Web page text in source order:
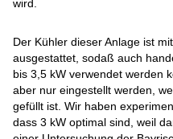
wird.
Der Kühler dieser Anlage ist
ausgestattet, sodaß auch
bis 3,5 kW verwendet werden
aber nur eingestellt werden,
gefüllt ist. Wir haben
dass 3 kW optimal sind, weil